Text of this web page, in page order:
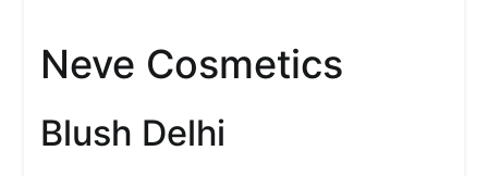
Neve Cosmetics
Blush Delhi